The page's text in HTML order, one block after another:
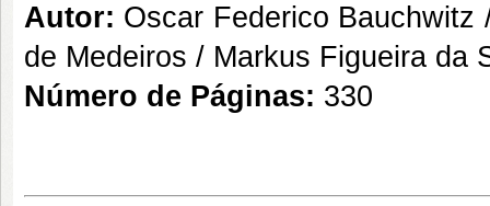
Autor: Oscar Federico Bauchwitz
de Medeiros / Markus Figueira da
Número de Páginas: 330